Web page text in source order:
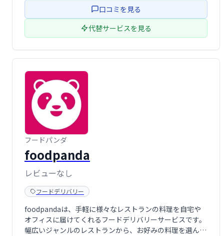
口コミを見る
代替サービスを見る
フードパンダ
foodpanda
レビューなし
フードデリバリー
foodpandaは、手軽に様々なレストランの料理を自宅や
オフィスに届けてくれるフードデリバリーサービスです。
幅広いジャンルのレストランから、お好みの料理を選んで